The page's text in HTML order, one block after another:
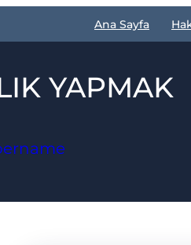
Ana Sayfa
YAPMAK